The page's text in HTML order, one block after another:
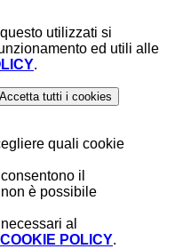
utilizzati si
ed utili alle
.
Accetta tutti i cookies
quali cookie
il
è possibile
al
COOKIE POLICY.